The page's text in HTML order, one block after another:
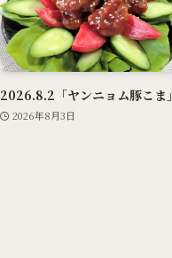
2026.8.2「ヤンニョム豚こま」
2026年8月3日